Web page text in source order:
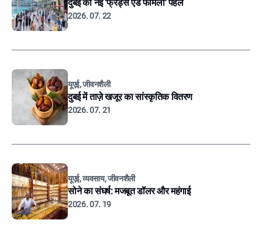
दुबई की नई 'फ्रेंड्स एंड फैमिली' पहल
2026. 07. 22
यूएई, जीवनशैली
दुबई में ताज़े खजूर का सांस्कृतिक वितरण
2026. 07. 21
यूएई, व्यवसाय, जीवनशैली
सोने का संघर्ष: मजबूत डॉलर और महंगाई
2026. 07. 19